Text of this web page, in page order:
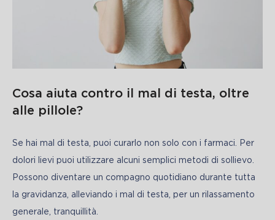
Cosa aiuta contro il mal di testa, oltre
alle pillole?
Se hai mal di testa, puoi curarlo non solo con i farmaci. Per
dolori lievi puoi utilizzare alcuni semplici metodi di sollievo.
Possono diventare un compagno quotidiano durante tutta
la gravidanza, alleviando i mal di testa, per un rilassamento
generale, tranquillità.